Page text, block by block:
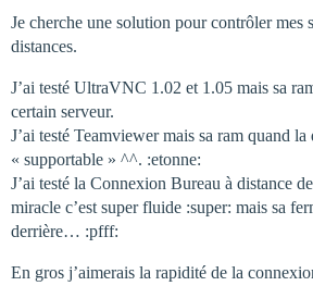
Je cherche une solution pour contrôler mes
distances.
J’ai testé UltraVNC 1.02 et 1.05 mais sa
certain serveur.
J’ai testé Teamviewer mais sa ram quand
« supportable » ^^. :etonne:
J’ai testé la Connexion Bureau à distance
miracle c’est super fluide :super: mais sa
derrière… :pfff:
En gros j’aimerais la rapidité de la